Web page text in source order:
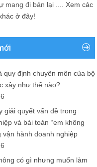
mang đi bán lại .... Xem các
ở đây!
quy định chuyên môn của bộ
xây như thế nào?
giải quyết vấn đề trong
và bài toán “em không
vận hành doanh nghiệp
có gì nhưng muốn làm